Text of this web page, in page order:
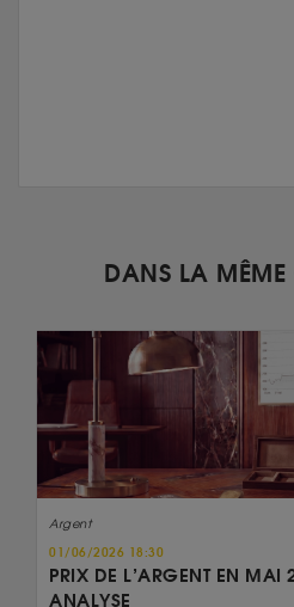
DANS LA MÊME
Argent
01/06/2026 18:30
PRIX DE L’ARGENT EN MAI
ANALYSE